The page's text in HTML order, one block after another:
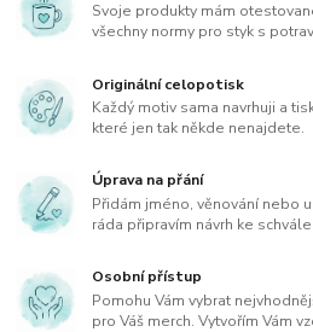
Svoje produkty mám
všechny normy pro styk s
Originální celopotisk
Každý motiv sama navrhuji a
které jen tak někde nenajdete.
Úprava na přání
Přidám jméno, věnování nebo
ráda připravím návrh ke
Osobní přístup
Pomohu Vám vybrat
pro Váš merch. Vytvořím Vám